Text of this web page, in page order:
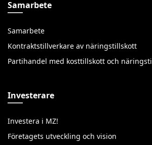
Samarbete
Samarbete
Kontraktstillverkare av näringstillskott
Partihandel med kosttillskott och
Investerare
Investera i MZ!
Företagets utveckling och vision